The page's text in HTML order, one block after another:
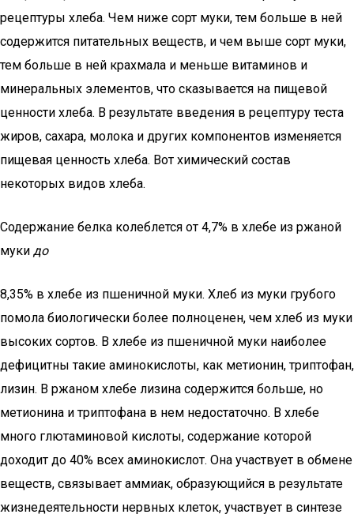
рецептуры хлеба. Чем ниже сорт муки, тем больше в ней
содержится питательных веществ, и чем выше сорт муки,
тем больше в ней крахмала и меньше витаминов и
минеральных элементов, что сказывается на пищевой
ценности хлеба. В результате введения в рецептуру теста
жиров, сахара, молока и других компонентов изменяется
пищевая ценность хлеба. Вот химический состав
некоторых видов хлеба.
Содержание белка колеблется от 4,7% в хлебе из ржаной
муки до
8,35% в хлебе из пшеничной муки. Хлеб из муки грубого
помола биологически более полноценен, чем хлеб из муки
высоких сортов. В хлебе из пшеничной муки наиболее
дефицитны такие аминокислоты, как метионин, триптофан,
лизин. В ржаном хлебе лизина содержится больше, но
метионина и триптофана в нем недостаточно. В хлебе
много глютаминовой кислоты, содержание которой
доходит до 40% всех аминокислот. Она участвует в обмене
веществ, связывает аммиак, образующийся в результате
жизнедеятельности нервных клеток, участвует в синтезе